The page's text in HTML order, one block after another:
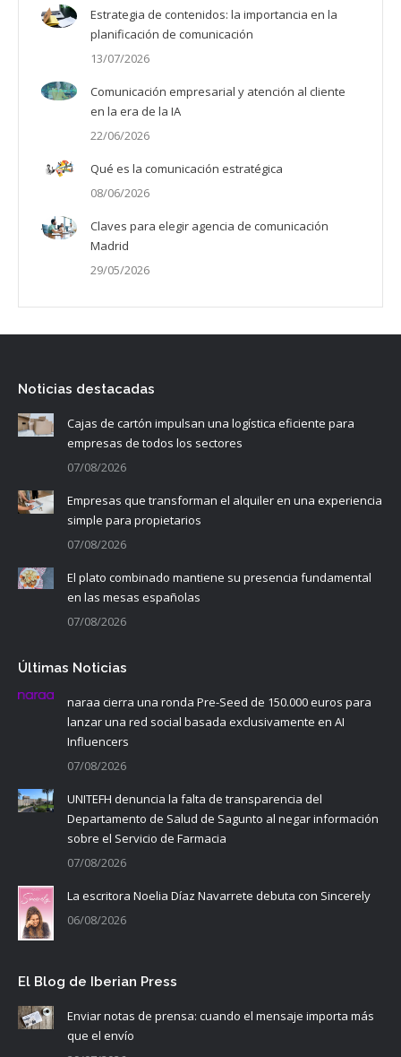
Estrategia de contenidos: la importancia en la
planificación de comunicación
13/07/2026
Comunicación empresarial y atención al cliente
en la era de la IA
22/06/2026
Qué es la comunicación estratégica
08/06/2026
Claves para elegir agencia de comunicación
Madrid
29/05/2026
Noticias destacadas
Cajas de cartón impulsan una logística eficiente para
empresas de todos los sectores
07/08/2026
Empresas que transforman el alquiler en una experiencia
simple para propietarios
07/08/2026
El plato combinado mantiene su presencia fundamental
en las mesas españolas
07/08/2026
Últimas Noticias
naraa cierra una ronda Pre-Seed de 150.000 euros para
lanzar una red social basada exclusivamente en AI
Influencers
07/08/2026
UNITEFH denuncia la falta de transparencia del
Departamento de Salud de Sagunto al negar información
sobre el Servicio de Farmacia
07/08/2026
La escritora Noelia Díaz Navarrete debuta con Sincerely
06/08/2026
El Blog de Iberian Press
Enviar notas de prensa: cuando el mensaje importa más
que el envío